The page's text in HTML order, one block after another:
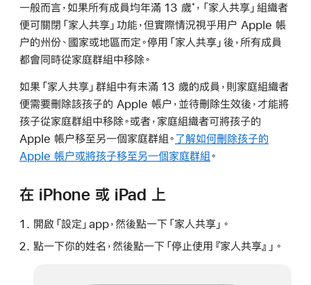
一般而言，如果所有成員均年滿 13 歲* ，「家人共享」組織者
便可關閉「家人共享」功能，但實際情況視乎用户 Apple 帳
户的州份、國家或地區而定。停用「家人共享」後，所有成員
都會同時從家庭群組中移除。
如果「家人共享」群組中有未滿 13 歲的成員，則家庭組織者
便需要刪除該孩子的 Apple 帳户，並待刪除生效後，才能將
孩子從家庭群組中移除。或者，家庭組織者可將孩子的
Apple 帳户移至另一個家庭群組。了解如何刪除孩子的
Apple 帳户或將孩子移至另一個家庭群組。
在 iPhone 或 iPad 上
開啟「設定」app，然後點一下「家人共享」。
點一下你的姓名，然後點一下「停止使用『家人共享』」。